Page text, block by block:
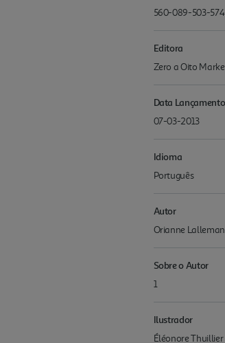
560-089-503-
Editora
Zero a Oito
Data Lançamento
07-03-2013
Idioma
Português
Autor
Orianne
Sobre o Autor
1
Ilustrador
Éléonore Thuillier